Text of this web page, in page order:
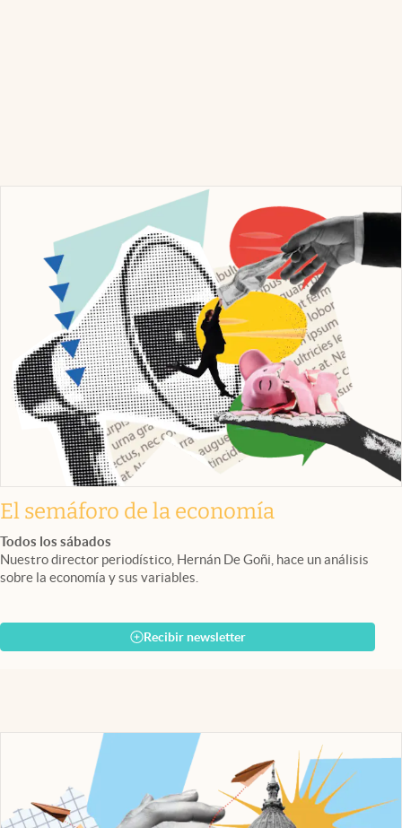
El semáforo de la economía
Todos los sábados
Nuestro director periodístico, Hernán De Goñi, hace un análisis
sobre la economía y sus variables.
Recibir newsletter